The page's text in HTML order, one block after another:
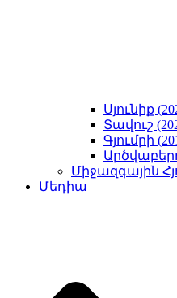
Սյունիք
Տավուշ
Գյումրի
Միջազգային
Մեդիա